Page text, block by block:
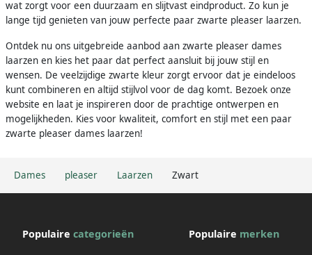
Dames pleaser Laarzen Zwart
wat zorgt voor een duurzaam en slijtvast eindproduct. Zo kun je
lange tijd genieten van jouw perfecte paar zwarte pleaser laarzen.
Ontdek nu ons uitgebreide aanbod aan zwarte pleaser dames
laarzen en kies het paar dat perfect aansluit bij jouw stijl en
wensen. De veelzijdige zwarte kleur zorgt ervoor dat je eindeloos
kunt combineren en altijd stijlvol voor de dag komt. Bezoek onze
website en laat je inspireren door de prachtige ontwerpen en
mogelijkheden. Kies voor kwaliteit, comfort en stijl met een paar
zwarte pleaser dames laarzen!
Populaire categorieën Populaire merken